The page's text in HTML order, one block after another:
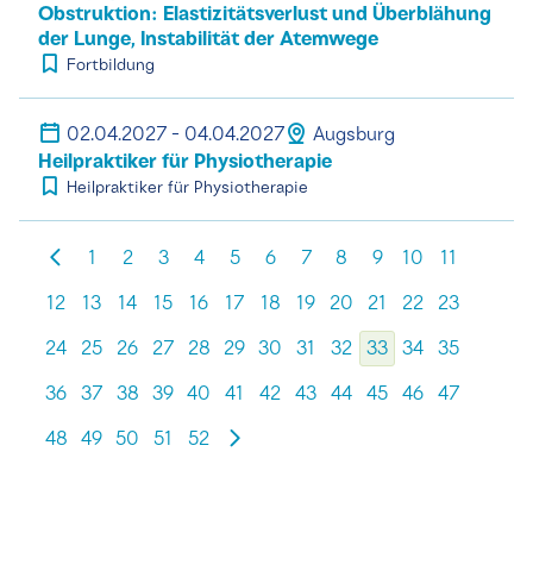
Obstruktion: Elastizitätsverlust und Überblähung
der Lunge, Instabilität der Atemwege
Fortbildung
02.04.2027 - 04.04.2027 Augsburg
Heilpraktiker für Physiotherapie
Heilpraktiker für Physiotherapie
1 2 3 4 5 6 7 8 9 10 11
12 13 14 15 16 17 18 19 20 21 22 23
24 25 26 27 28 29 30 31 32 33 34 35
36 37 38 39 40 41 42 43 44 45 46 47
48 49 50 51 52